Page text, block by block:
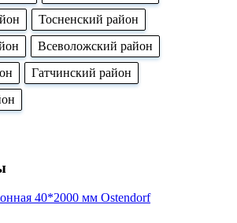
Тосненский район
Всеволожский район
Гатчинский район